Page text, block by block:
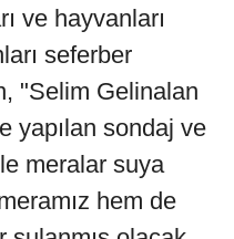
ve hayvanları
seferber
"Selim Gelinalan
yapılan sondaj ve
meralar suya
hem de